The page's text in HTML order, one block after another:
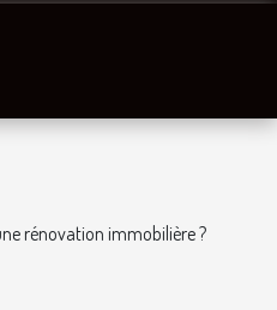
rénovation immobilière ?